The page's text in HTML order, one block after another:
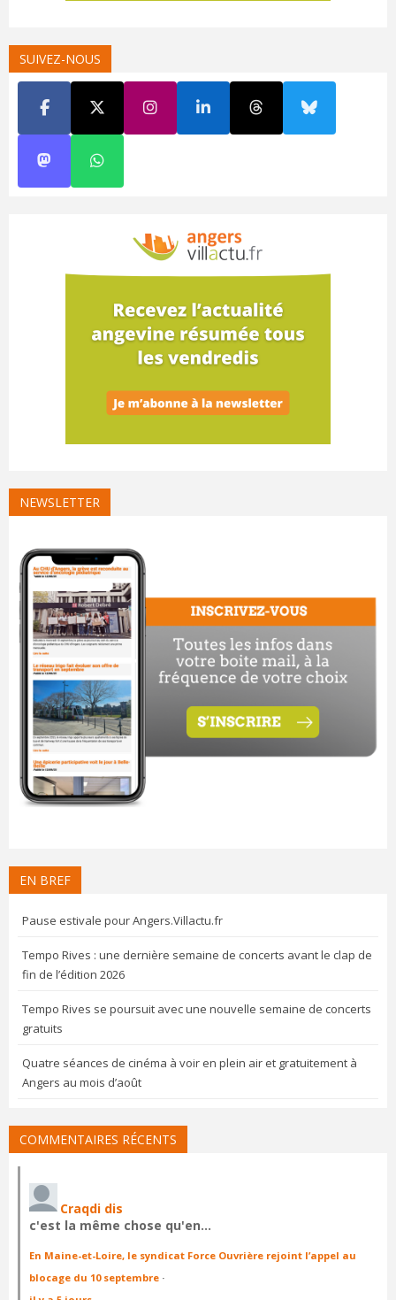
SUIVEZ-NOUS
NEWSLETTER
EN BREF
Pause estivale pour Angers.Villactu.fr
Tempo Rives : une dernière semaine de concerts avant le clap de
fin de l’édition 2026
Tempo Rives se poursuit avec une nouvelle semaine de concerts
gratuits
Quatre séances de cinéma à voir en plein air et gratuitement à
Angers au mois d’août
COMMENTAIRES RÉCENTS
Craqdi dis
c'est la même chose qu'en…
En Maine-et-Loire, le syndicat Force Ouvrière rejoint l’appel au
blocage du 10 septembre ·